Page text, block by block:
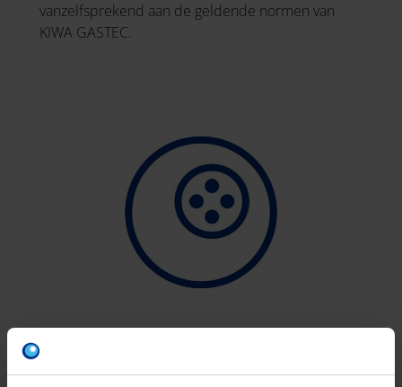
vanzelfsprekend aan de geldende normen van
KIWA GASTEC.
Pipelife kabelbeschermingsbuizen worden